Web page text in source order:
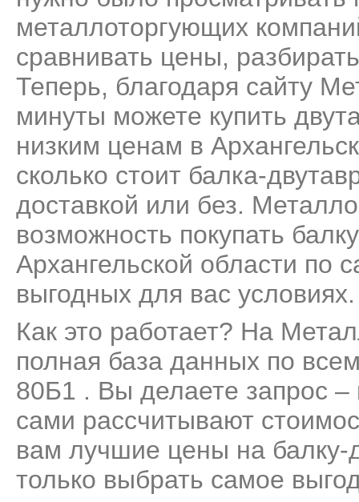
металлоторгующих
сравнивать цены,
Теперь, благодаря сайту
минуты можете купить
низким ценам в
сколько стоит балка-
доставкой или без.
возможность покупать
Архангельской области по
выгодных для вас условиях.
Как это работает? На
полная база данных по
80Б1 . Вы делаете запрос –
сами рассчитывают
вам лучшие цены на балку-
только выбрать самое